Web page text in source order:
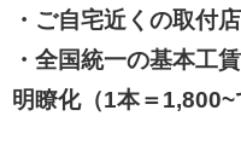
・ご自宅近くの取付
・全国統一の基本工
明瞭化（1本＝1,800~